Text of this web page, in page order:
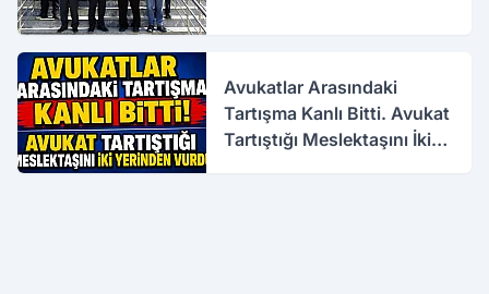
Avukatlar Arasındaki
Tartışma Kanlı Bitti. Avukat
Tartıştığı Meslektaşını İki